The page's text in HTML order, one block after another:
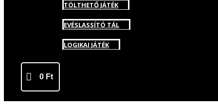
TÖLTHETŐ JÁTÉK
EVÉSLASSÍTÓ TÁL
LOGIKAI JÁTÉK
0 Ft